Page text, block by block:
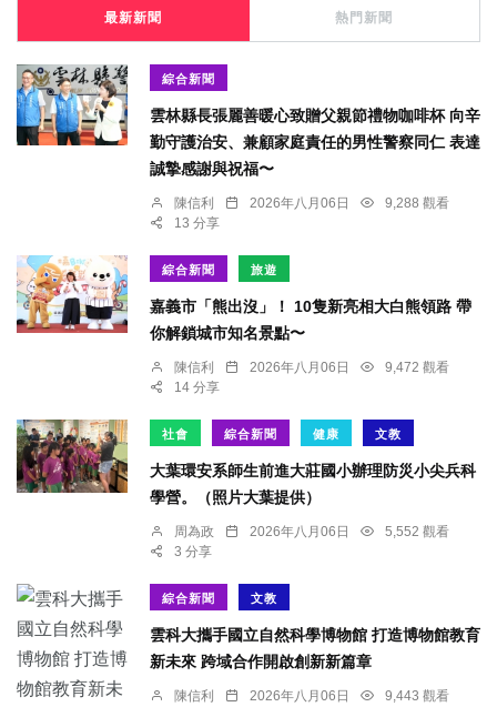
最新新聞 熱門新聞
綜合新聞
雲林縣長張麗善暖心致贈父親節禮物咖啡杯 向辛
勤守護治安、兼顧家庭責任的男性警察同仁 表達
誠摯感謝與祝福〜
陳信利 2026年八月06日
9,288 觀看
13 分享
綜合新聞 旅遊
嘉義市「熊出沒」！ 10隻新亮相大白熊領路 帶
你解鎖城市知名景點〜
陳信利 2026年八月06日
9,472 觀看
14 分享
社會 綜合新聞 健康 文教
大葉環安系師生前進大莊國小辦理防災小尖兵科
學營。（照片大葉提供）
周為政 2026年八月06日
5,552 觀看
3 分享
綜合新聞 文教
雲科大攜手國立自然科學博物館 打造博物館教育
新未來 跨域合作開啟創新新篇章
陳信利 2026年八月06日
9,443 觀看